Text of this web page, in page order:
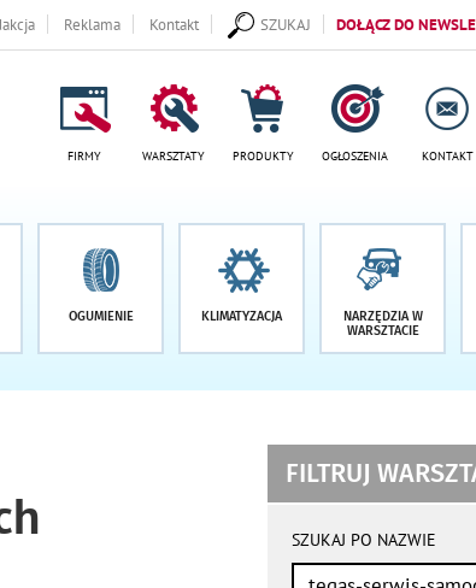
Reklama Kontakt DOŁĄCZ DO
SZUKAJ
FIRMY WARSZTATY PRODUKTY OGŁOSZENIA KONTAKT
OGUMIENIE KLIMATYZACJA
NARZĘDZIA W
WARSZTACIE
FILTRUJ
wyszukiwania
SZUKAJ PO NAZWIE